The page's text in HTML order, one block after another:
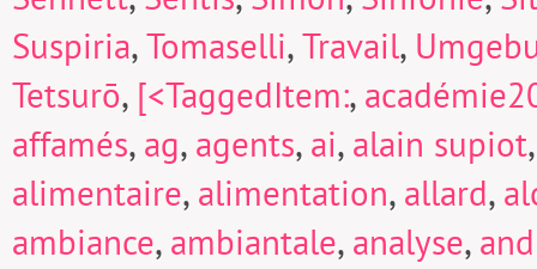
Suspiria,Tomaselli,Travail,
Tetsurō, [<TaggedItem:,
affamés, ag, agents, ai, alain supiot
alimentaire, alimentation, allard,
ambiance, ambiantale, analyse,